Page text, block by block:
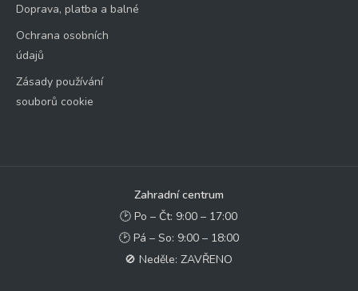
Doprava, platba a balné
Ochrana osobních
údajů
Zásady používání
souborů cookie
Zahradní centrum
🕑 Po – Čt: 9:00 – 17:00
🕑 Pá – So: 9:00 – 18:00
🚫 Neděle: ZAVŘENO